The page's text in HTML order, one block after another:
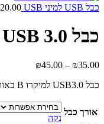
כבל USB למיני USB 20.00
כבל USB 3.0 למיקרו B
₪35.00
–
₪45.00
כבל USB3.0 למיקרו B באורך של 0.5 עד 1.8 מטר
אורך כבל
נקה